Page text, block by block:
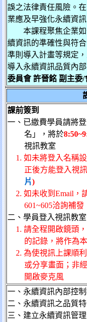
誤之法律責任風險。
業應及早強化永續資
本課程聚焦企業如
續資訊的準確性與符
準則導入計畫等規定
導入永續資訊品質內
委員會許晉銘 副主委/
課前簽到
一、已繳費學員請將
名」，將於
視訊教室
1. 如未將登入名稱
正後方能登入視
片)
2. 如未收到Email，
601~605洽詢補發
二、學員登入視訊教
1. 請全程開啟鏡頭
的記錄，將作為
2. 為使視訊上課順
或分享畫面；非
開啟麥克風
一、永續資訊內部控
二、永續資訊之品質
三、建立永續資訊管